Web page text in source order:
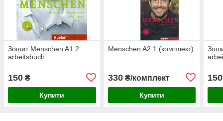
Зошит Menschen A1.2
arbeitsbuch
150 ₴
Купити
Menschen A2.1 (комплект)
330₴/комплект
Купити
150